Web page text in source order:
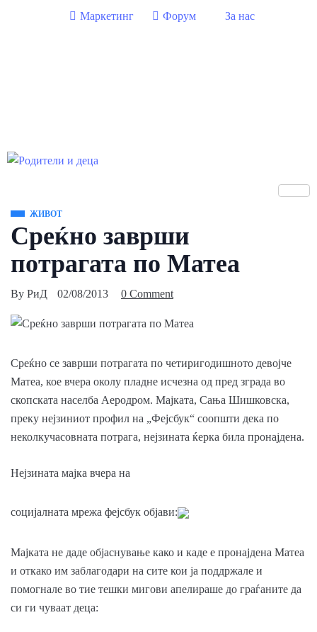
Маркетинг Форум За нас
ЖИВОТ
Среќно заврши
потрагата по Матеа
By РиД 02/08/2013 0 Comment
Среќно се заврши потрагата по четиригодишното девојче
Матеа, кое вчера околу пладне исчезна од пред зграда во
скопската населба Аеродром. Мајката, Сања Шишковска,
преку нејзиниот профил на „Фејсбук“ соопшти дека по
неколкучасовната потрага, нејзината ќерка била пронајдена.
Нејзината мајка вчера на
социјалната мрежа фејсбук објави:
Мајката не даде објаснување како и каде е пронајдена Матеа
и откако им заблагодари на сите кои ја поддржале и
помогнале во тие тешки мигови апелираше до граѓаните да
си ги чуваат деца: